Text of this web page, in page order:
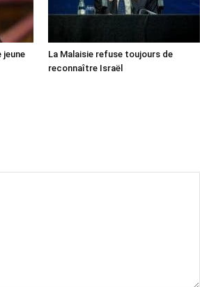
jeune
La Malaisie refuse toujours de
reconnaître Israël